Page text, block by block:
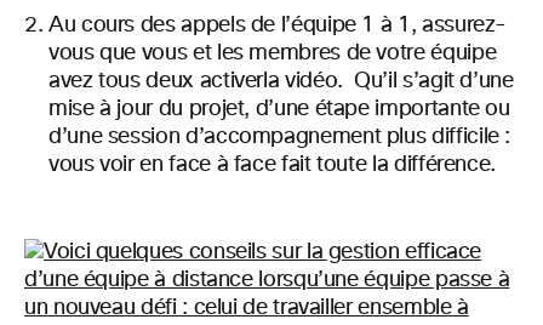
Au cours des appels de l’équipe 1 à 1, assurez-
vous que vous et les membres de votreéquipe
avez tous deux activerla vidéo. Qu’il s’agit d’une
mise à jour du projet, d’une étape importante ou
d’une session d’accompagnement plus difficile :
vous voir en face à face fait toute la différence.